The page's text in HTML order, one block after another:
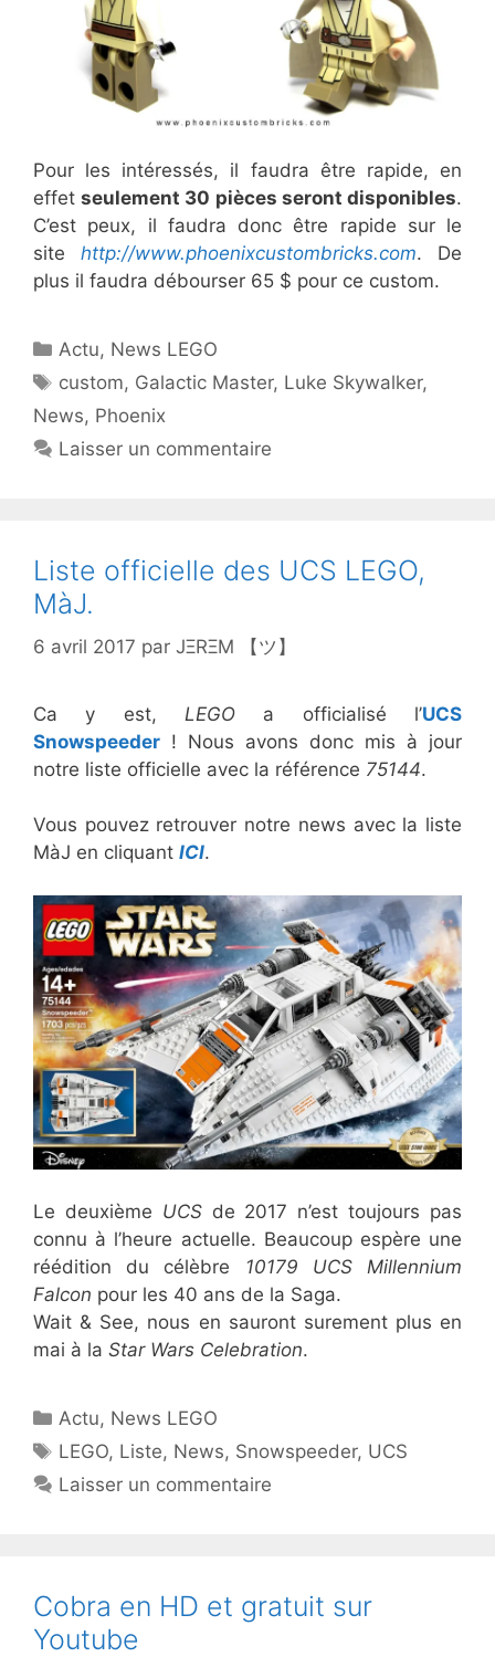
Pour les intéressés, il faudra être rapide, en
effetseulement 30 pièces seront disponibles.
C’est peux, il faudra donc être rapide sur le
site http://www.phoenixcustombricks.com. De
plus il faudra débourser 65 $ pour ce custom.
Catégories
Actu, News LEGO
Étiquettes
custom, Galactic Master, Luke Skywalker,
News, Phoenix
Laisser un commentaire
Liste officielle des UCS LEGO,
MàJ.
6 avril 2017 par JΞRΞM 【ツ】
Ca y est, LEGO a officialisé l’UCS
Snowspeeder ! Nous avons donc mis à jour
notre liste officielle avec la référence 75144.
Vous pouvez retrouver notre news avec la liste
MàJ en cliquant ICI.
Le deuxième UCSde 2017 n’est toujours pas
connu à l’heure actuelle. Beaucoup espère une
réédition du célèbre 10179 UCS Millennium
Falcon pour les 40 ans de la Saga.
Wait & See, nous en sauront surement plus en
mai à la Star Wars Celebration.
Catégories
Actu, News LEGO
Étiquettes
LEGO, Liste, News, Snowspeeder, UCS
Laisser un commentaire
Cobra en HD et gratuit sur
Youtube